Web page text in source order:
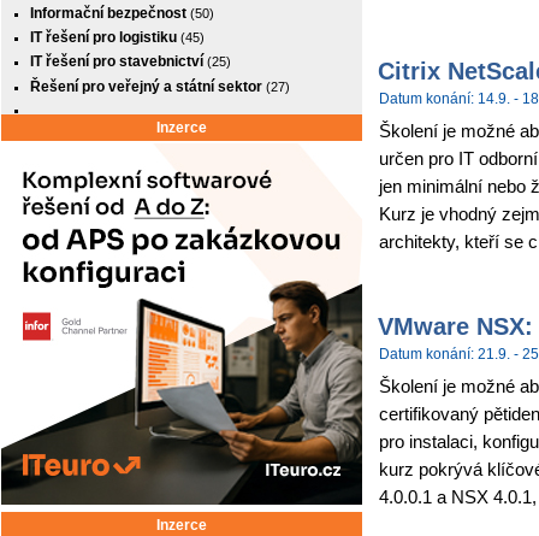
Informační bezpečnost (50)
IT řešení pro logistiku (45)
IT řešení pro stavebnictví (25)
Řešení pro veřejný a státní sektor (27)
Inzerce
Inzerce
Citrix
Datum konání: 14.9. -
Školení je možné
určen pro IT
jen minimální nebo
Kurz je vhodný
architekty, kteří se
VMware
Datum konání: 21.9. -
Školení je možné
certifikovaný
pro instalaci,
kurz pokrývá
4.0.0.1 a NSX